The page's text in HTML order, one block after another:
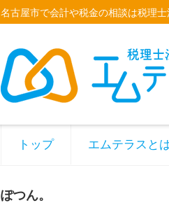
名古屋市で会計や税金の相談は税理
トップ エムテラスと
ぽつん。